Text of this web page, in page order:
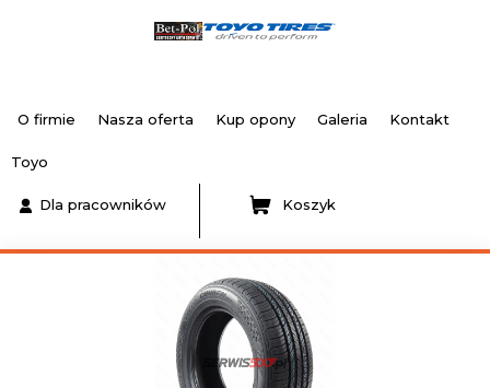
O firmie Nasza oferta Kup opony Galeria Kontakt
Toyo
Dla pracowników Koszyk